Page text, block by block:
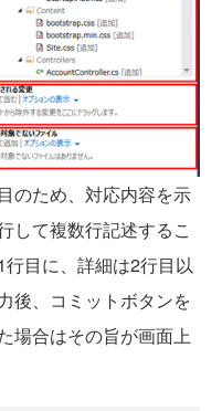
のため、対応内容を示
して複数行記述するこ
目に、詳細は2行目以
後、コミットボタンを
場合はその旨が画面上